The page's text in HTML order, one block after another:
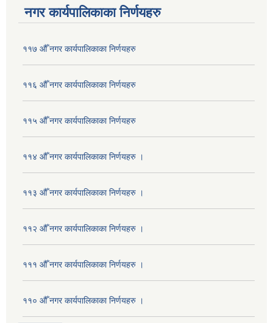
नगर कार्यपालिकाका निर्णयहरु
११७ औँ नगर कार्यपालिकाका निर्णयहरु
११६ औँ नगर कार्यपालिकाका निर्णयहरु
११५ औँ नगर कार्यपालिकाका निर्णयहरु
११४ औँ नगर कार्यपालिकाका निर्णयहरु ।
११३ औँ नगर कार्यपालिकाका निर्णयहरु ।
११२ औँ नगर कार्यपालिकाका निर्णयहरु ।
१११ औँ नगर कार्यपालिकाका निर्णयहरु ।
११० औँ नगर कार्यपालिकाका निर्णयहरु ।